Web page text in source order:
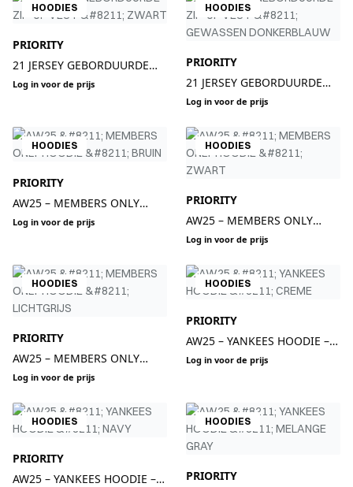
HOODIES
PRIORITY
21 JERSEY GEBORDUURDE
ZIP-UP VEST – ZWART
Log in voor de prijs
HOODIES
PRIORITY
21 JERSEY GEBORDUURDE
ZIP-UP VEST – GEWASSEN
Log in voor de prijs
HOODIES
PRIORITY
AW25 – MEMBERS ONLY
HOODIE – BRUIN
Log in voor de prijs
HOODIES
PRIORITY
AW25 – MEMBERS ONLY
HOODIE – ZWART
Log in voor de prijs
HOODIES
PRIORITY
AW25 – MEMBERS ONLY
HOODIE – LICHTGRIJS
Log in voor de prijs
HOODIES
PRIORITY
AW25 – YANKEES HOODIE –
CREME
Log in voor de prijs
HOODIES
PRIORITY
AW25 – YANKEES HOODIE –
HOODIES
PRIORITY